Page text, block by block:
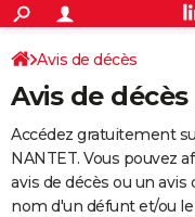
ACTUALITÉS
Politique
Société
Faits Divers
Education
Monde
Villes
+
SPORT
Coupe du monde 2026
Football
Tennis
Cyclisme
Rugby
Forum
Programme TV
TNT
Streaming
Cinéma
Sorties cinéma
Musique
+
FINANCE
Retraite
Epargne
Immobilier
Risques naturels par ville
Banque
Assurance
AUTO
Avis de décès
Avis de décès
Accédez gratuitement
NANTET. Vous pouvez
avis de décès ou un
nom d'un défunt et/ou